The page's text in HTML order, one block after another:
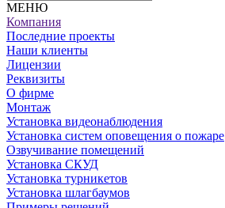
МЕНЮ
Компания
Последние проекты
Наши клиенты
Лицензии
Реквизиты
О фирме
Монтаж
Установка видеонаблюдения
Установка систем оповещения о пожаре
Озвучивание помещений
Установка СКУД
Установка турникетов
Установка шлагбаумов